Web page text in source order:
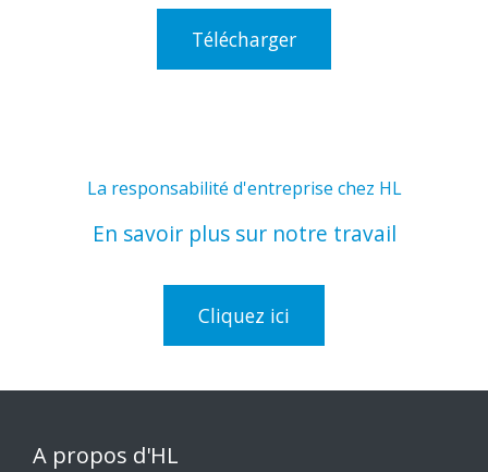
Télécharger
La responsabilité d'entreprise chez HL
En savoir plus sur notre travail
Cliquez ici
A propos d'HL